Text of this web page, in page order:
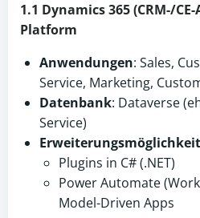
1.1 Dynamics 365 (CRM-/
Platform
Anwendungen: Sales,
Service, Marketing,
Datenbank: Dataverse
Service)
Plugins in C# (.NET)
Power Automate
Model-Driven Apps